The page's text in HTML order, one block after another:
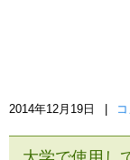
2014年12月19日